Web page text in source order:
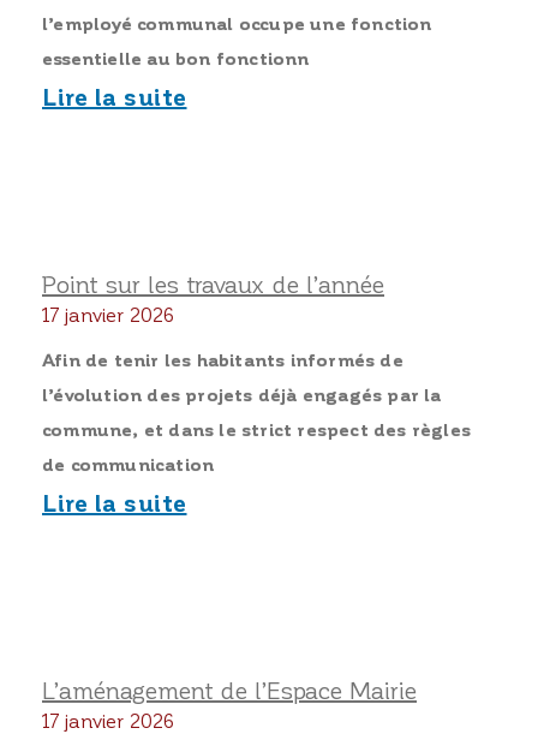
l’employé communal occupe une fonction
essentielle au bon fonctionn
Lire la suite
Point sur les travaux de l’année
17 janvier 2026
Afin de tenir les habitants informés de
l’évolution des projets déjà engagés par la
commune, et dans le strict respect des règles
de communication
Lire la suite
L’aménagement de l’Espace Mairie
17 janvier 2026